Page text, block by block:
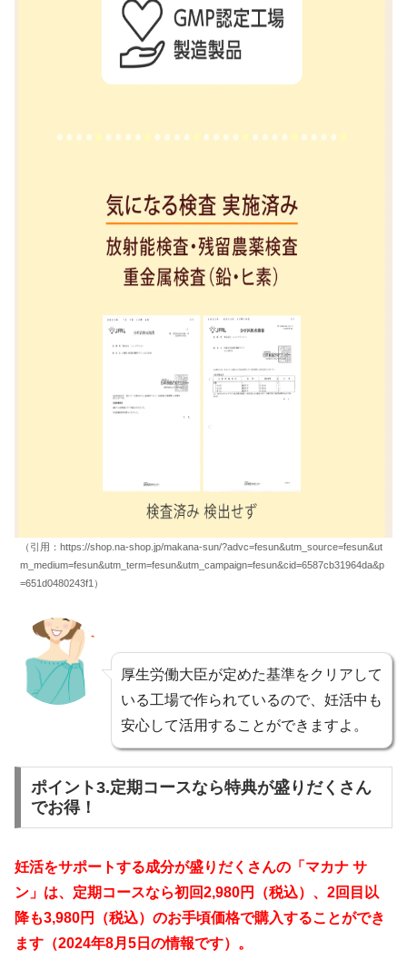
（引用：https://shop.na-shop.jp/makana-sun/?advc=fesun&utm_source=fesun&ut
m_medium=fesun&utm_term=fesun&utm_campaign=fesun&cid=6587cb31964da&p
=651d0480243f1）
厚生労働大臣が定めた基準をクリアして
いる工場で作られているので、妊活中も
安心して活用することができますよ。
ポイント3.定期コースなら特典が盛りだくさん
でお得！
妊活をサポートする成分が盛りだくさんの「マカナ サ
ン」は、定期コースなら初回2,980円（税込）、2回目以
降も3,980円（税込）のお手頃価格で購入することができ
ます（2024年8月5日の情報です）。